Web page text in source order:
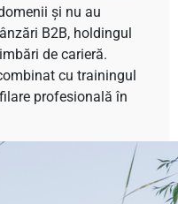
și nu au
B2B, holdingul
de carieră.
cu trainingul
profesională în